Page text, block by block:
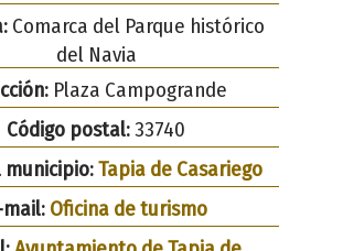
Comarca del Parque histórico
del Navia
Plaza Campogrande
Código postal:33740
municipio:Tapia de Casariego
mail: Oficina de turismo